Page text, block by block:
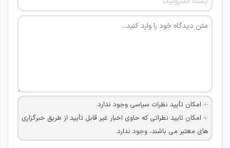
امکان تأیید نظرات سیاسی وجود ندارد.
امکان تایید نظراتی که حاوی اخبار غیر قابل تأیید از طریق خبرگزاری
های معتبر می باشند، وجود ندارد.